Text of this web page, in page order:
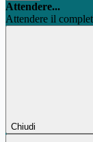
Attendere...
Attendere il
Chiudi